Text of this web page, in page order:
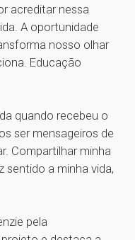
acreditar nessa
A oportunidade
nosso olhar
Educação
quando recebeu o
ser mensageiros de
Compartilhar minha
sentido a minha vida,
pela